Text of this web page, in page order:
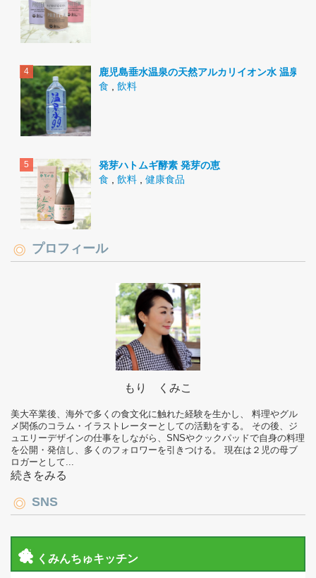
鹿児島垂水温泉の天然アルカリイオン水 温泉水
食
飲料
発芽ハトムギ酵素 発芽の恵
食
飲料 健康食品
プロフィール
もり くみこ
美大卒業後、海外で多くの食文化に触れた経験を生かし、 料理やグル
メ関係のコラム・イラストレーターとしての活動をする。 その後、ジ
ュエリーデザインの仕事をしながら、SNSやクックパッドで自身の料理
を公開・発信し、多くのフォロワーを引きつける。 現在は２児の母ブ
ロガーとして...
続きをみる
SNS
くみんちゅキッチン